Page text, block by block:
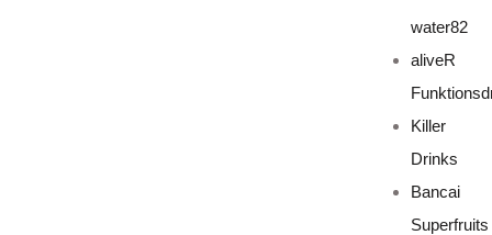
water82
aliveR
Killer
Drinks
Bancai
Superfruits